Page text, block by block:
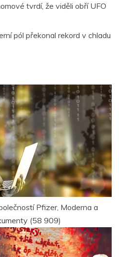
tvrdí, že viděli obří UFO
pól překonal rekord v chladu
Pfizer, Moderna a
(58 909)